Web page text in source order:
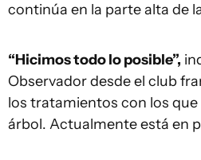
continúa en la parte alta de
“Hicimos todo lo posible”,
Observador desde el club
los tratamientos con los
árbol. Actualmente está en